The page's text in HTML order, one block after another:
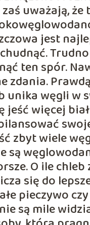
uważają, że
jest
Trudno
ten spór.
zdania.
unika węgli w
jeść więcej
zbyt wiele
są
O ile chleb
się do
pieczywo
są mile